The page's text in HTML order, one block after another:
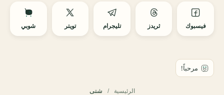
فيسبوك ثريدز تليجرام تويتر شوبي
الرئيسية شتى